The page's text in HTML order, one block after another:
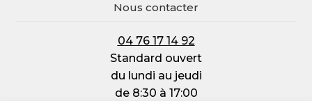
Nous contacter
04 76 17 14 92
Standard ouvert
du lundi au jeudi
de 8:30 à 17:00